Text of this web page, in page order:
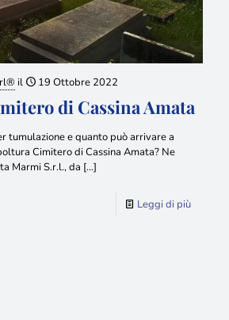
il 19 Ottobre 2022
di Cassina Amata
tumulazione e quanto può arrivare a
Cimitero di Cassina Amata? Ne
Marmi S.r.l., da […]
Leggi di più